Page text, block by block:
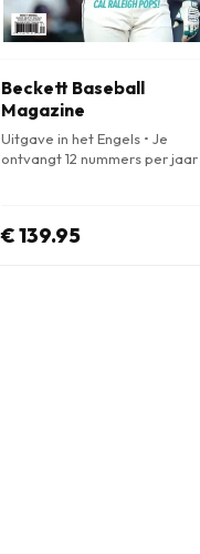
Beckett Baseball
Magazine
Uitgave in het Engels • Je
ontvangt 12 nummers per jaar
€ 139.95